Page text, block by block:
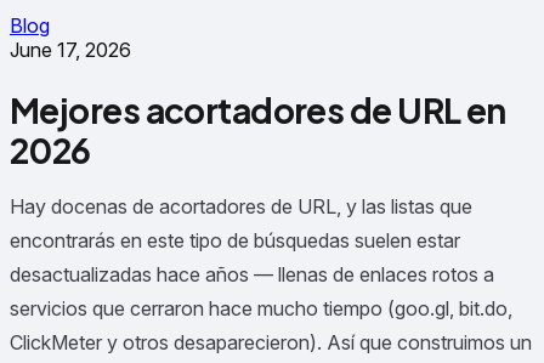
Blog
June 17, 2026
Mejores acortadores de URL en
2026
Hay docenas de acortadores de URL, y las listas que
encontrarás en este tipo de búsquedas suelen estar
desactualizadas hace años — llenas de enlaces rotos a
servicios que cerraron hace mucho tiempo (goo.gl, bit.do,
ClickMeter y otros desaparecieron). Así que construimos un